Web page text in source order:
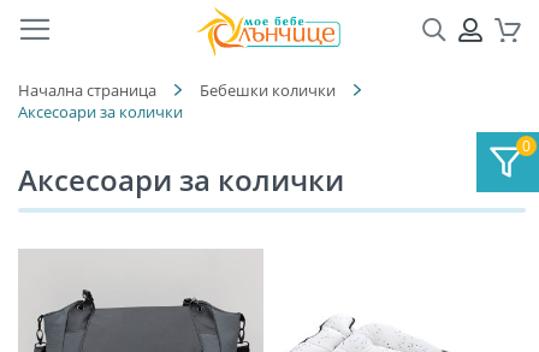
Търсене
Начална страница
Бебешки колички
Аксесоари за колички
Аксесоари за колички